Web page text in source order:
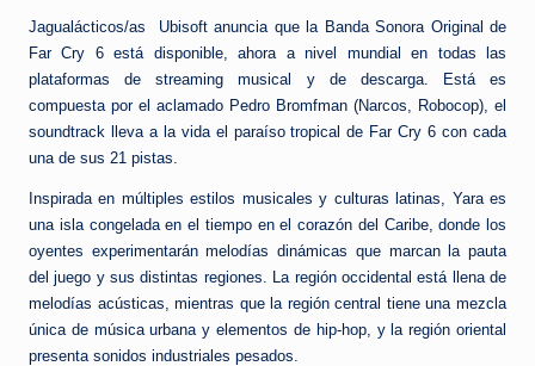
Jagualácticos/as Ubisoft anuncia que la Banda Sonora Original de
Far Cry 6 está disponible, ahora a nivel mundial en todas las
plataformas de streaming musical y de descarga. Está es
compuesta por el aclamado Pedro Bromfman (Narcos, Robocop), el
soundtrack lleva a la vida el paraíso tropical de Far Cry 6 con cada
una de sus 21 pistas.
Inspirada en múltiples estilos musicales y culturas latinas, Yara es
una isla congelada en el tiempo en el corazón del Caribe, donde los
oyentes experimentarán melodías dinámicas que marcan la pauta
del juego y sus distintas regiones. La región occidental está llena de
melodías acústicas, mientras que la región central tiene una mezcla
única de música urbana y elementos de hip-hop, y la región oriental
presenta sonidos industriales pesados.